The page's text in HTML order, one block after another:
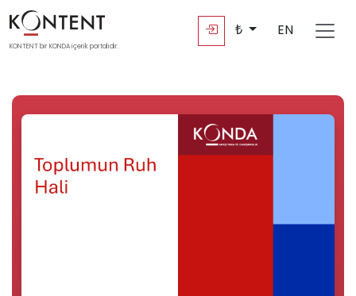
KONTENT bir KONDA içerik portalıdır.
₺ EN